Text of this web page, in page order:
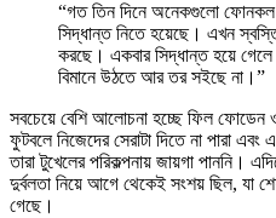
“গত তিন দিনে অনেকগুলো
সিদ্ধান্ত নিতে হয়েছে। এখন
করছে। একবার সিদ্ধান্ত হয়ে গেলে
বিমানে উঠতে আর তর সইছে না।”
সবচেয়ে বেশি আলোচনা হচ্ছে ফিল ফোডেন
ফুটবলে নিজেদের সেরাটা দিতে না পারা
তারা টুখেলের পরিকল্পনায় জায়গা পাননি।
দুর্বলতা নিয়ে আগে থেকেই সংশয় ছিল, যা
গেছে।